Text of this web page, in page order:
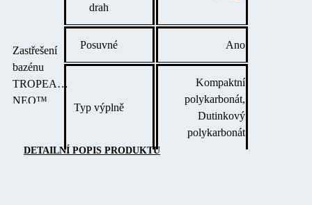
Zastřešení
bazénu
TROPEA
NEO™
design s
DETAILNÍ POPIS PRODUKTU
drah
Posuvné Ano
Typ výplně
Kompaktní
polykarbonát,
Dutinkový
polykarbonát